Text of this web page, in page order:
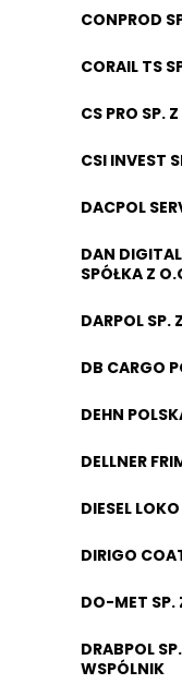
CONPROD
CORAIL TS
CS PRO SP.
CSI INVEST
DACPOL
DAN
SPÓŁKA Z
DARPOL SP.
DB CARGO
DEHN
DELLNER
DIESEL
DIRIGO
DO-MET SP.
DRABPOL
WSPÓLNIK